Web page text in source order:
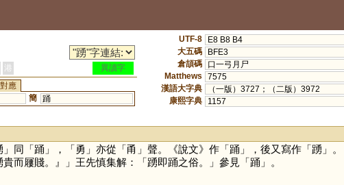
港
異讀字
應
簡 踊
UTF-8
E8 B8 B4
大五碼
BFE3
倉頡碼
口一弓月尸
Matthews
7575
漢語大字典
（一版）3727；（二版）3972
康熙字典
1157
」同「踊 」，「勇 」亦從「甬 」聲。《說文》作「踊 」，後又寫作「踴 」
而屨賤。』」王先慎集解：「踴即踊之俗。」參見「踊 」。